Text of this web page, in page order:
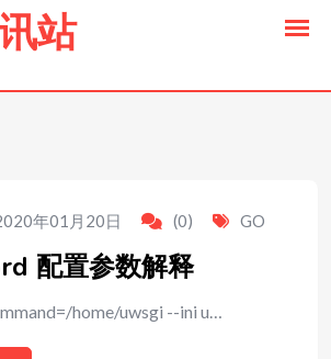
站
年01月20日 (0) GO
配置参数解释
home/uwsgi --ini u…